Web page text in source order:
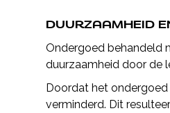
DUURZAAMHEID
Ondergoed behandeld
duurzaamheid door de
Doordat het
verminderd. Dit